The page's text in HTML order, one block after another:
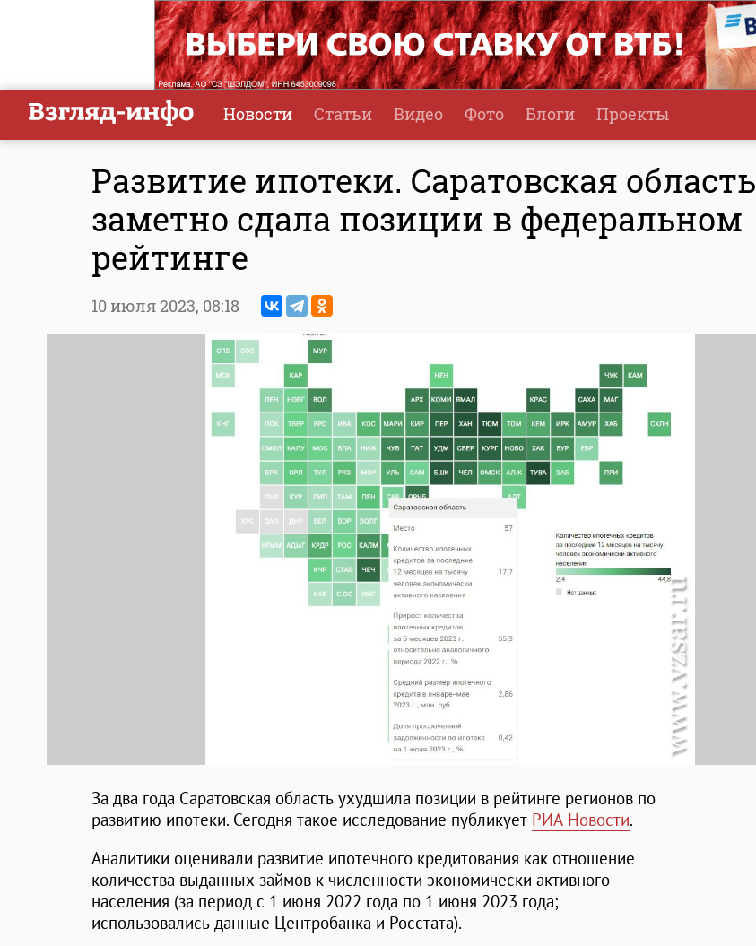
Новости Статьи Видео Фото Блоги Проекты
Развитие ипотеки. Саратовская область
заметно сдала позиции в федеральном
рейтинге
10 июля 2023, 08:18
За два года Саратовская область ухудшила позиции в рейтинге регионов по
развитию ипотеки. Сегодня такое исследование публикует РИА Новости.
Аналитики оценивали развитие ипотечного кредитования как отношение
количества выданных займов к численности экономически активного
населения (за период с 1 июня 2022 года по 1 июня 2023 года;
использовались данные Центробанка и Росстата).